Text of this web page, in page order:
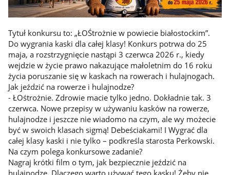
Tytuł konkursu to: „ŁOŚtrożnie w powiecie białostockim”.
Do wygrania kaski dla całej klasy! Konkurs potrwa do 25
maja, a rozstrzygnięcie nastąpi 3 czerwca 2026 r., kiedy
wejdzie w życie prawo nakazujące małoletnim do 16 roku
życia poruszanie się w kaskach na rowerach i hulajnogach.
Jak jeździć na rowerze i hulajnodze?
- ŁOśtrożnie. Zdrowie macie tylko jedno. Dokładnie tak. 3
czerwca. Nowe przepisy w używaniu kasków na rowerze,
hulajnodze i jeszcze nie wiadomo na czym, ale wy możecie
być w swoich klasach sigmą! Debeściakami! I Wygrać dla
całej klasy kaski i nie tylko – podkreśla starosta Perkowski.
Na czym polega konkursowe zadanie?
Nagraj krótki film o tym, jak bezpiecznie jeździć na
hulajnodze. Dlaczego warto używać tego kasku! Żeby nie